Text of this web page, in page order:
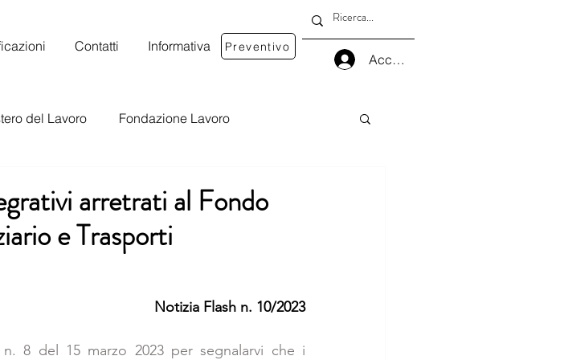
Contatti Informativa Preventivo
Accedi
del Lavoro Fondazione Lavoro
arretrati al Fondo
e Trasporti
Notizia Flash n. 10/2023
8 del 15 marzo 2023 per segnalarvi che i